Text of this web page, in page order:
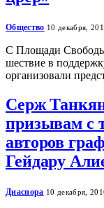
Общество 10 декабря,
С Площади Свободы
шествие в
организовали
Серж
призывам с
авторов
Гейдару
Диаспора 10 декабря,